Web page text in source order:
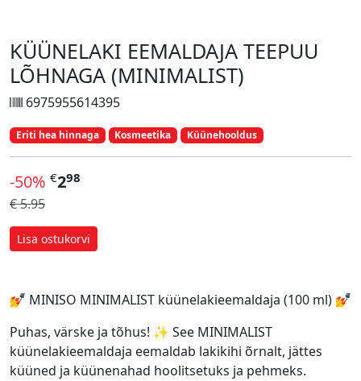
KÜÜNELAKI EEMALDAJA TEEPUU
LÕHNAGA (MINIMALIST)
6975955614395
Eriti hea hinnaga Kosmeetika Küünehooldus
-50% €298
€ 5.95
Lisa ostukorvi
💅 MINISO MINIMALIST küünelakieemaldaja (100 ml) 💅
Puhas, värske ja tõhus! ✨ See MINIMALIST
küünelakieemaldaja eemaldab lakikihi õrnalt, jättes
küüned ja küünenahad hoolitsetuks ja pehmeks.